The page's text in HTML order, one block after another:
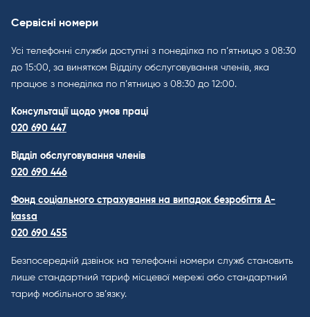
Сервісні номери
Усі телефонні служби доступні з понеділка по п’ятницю з 08:30
до 15:00, за винятком Відділу обслуговування членів, яка
працює з понеділка по п’ятницю з 08:30 до 12:00.
Консультації щодо умов праці
020 690 447
Відділ обслуговування членів
020 690 446
Фонд соціального страхування на випадок безробіття A-
kassa
020 690 455
Безпосередній дзвінок на телефонні номери служб становить
лише стандартний тариф місцевої мережі або стандартний
тариф мобільного зв’язку.